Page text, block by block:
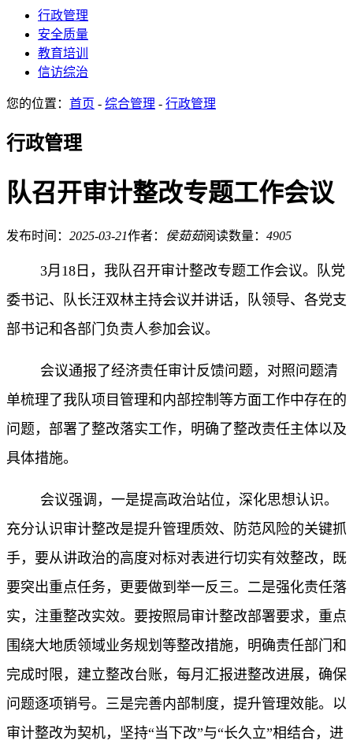
行政管理
安全质量
教育培训
信访综治
您的位置： 首页 - 综合管理 - 行政管理
行政管理
队召开审计整改专题工作会议
发布时间： 2025-03-21作者： 侯茹茹阅读数量： 4905
3月18日，我队召开审计整改专题工作会议。队党
委书记、队长汪双林主持会议并讲话，队领导、各党支
部书记和各部门负责人参加会议。
会议通报了经济责任审计反馈问题，对照问题清
单梳理了我队项目管理和内部控制等方面工作中存在的
问题，部署了整改落实工作，明确了整改责任主体以及
具体措施。
会议强调，一是提高政治站位，深化思想认识。
充分认识审计整改是提升管理质效、防范风险的关键抓
手，要从讲政治的高度对标对表进行切实有效整改，既
要突出重点任务，更要做到举一反三。二是强化责任落
实，注重整改实效。要按照局审计整改部署要求，重点
围绕大地质领域业务规划等整改措施，明确责任部门和
完成时限，建立整改台账，每月汇报进整改进展，确保
问题逐项销号。三是完善内部制度，提升管理效能。以
审计整改为契机，坚持“当下改”与“长久立”相结合，进